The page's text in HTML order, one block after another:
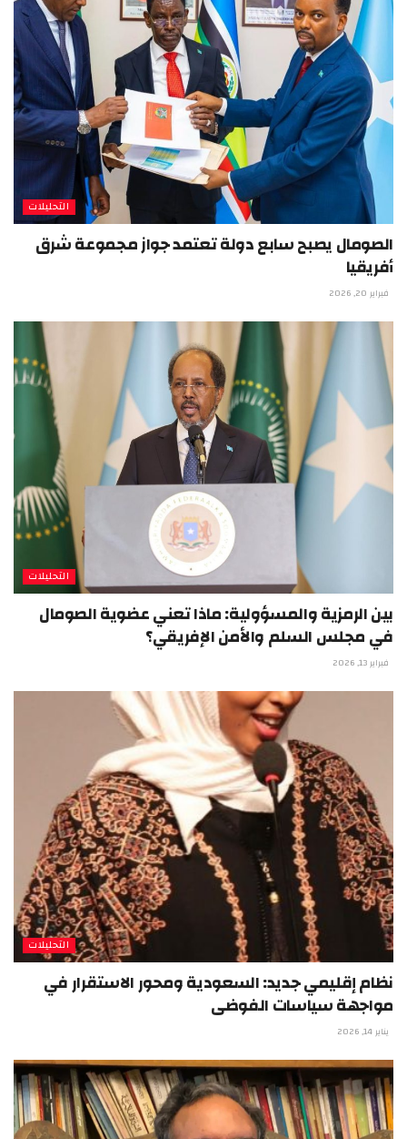
التحليلات
الصومال يصبح سابع دولة تعتمد جواز مجموعة شرق
أفريقيا
فبراير 20, 2026
التحليلات
بين الرمزية والمسؤولية: ماذا تعني عضوية الصومال
في مجلس السلم والأمن الإفريقي؟
فبراير 13, 2026
التحليلات
نظام إقليمي جديد: السعودية ومحور الاستقرار في
مواجهة سياسات الفوضى
يناير 14, 2026